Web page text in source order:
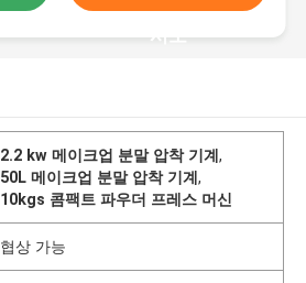
시오
2.2 kw 메이크업 분말 압착 기계,
50L 메이크업 분말 압착 기계,
10kgs 콤팩트 파우더 프레스 머신
협상 가능